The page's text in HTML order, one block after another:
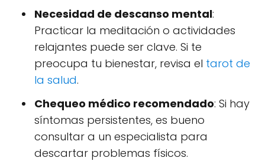
Necesidad de descanso mental:
Practicar la meditación o actividades
relajantes puede ser clave. Si te
preocupa tu bienestar, revisa el tarot de
la salud.
Chequeo médico recomendado: Si hay
síntomas persistentes, es bueno
consultar a un especialista para
descartar problemas físicos.